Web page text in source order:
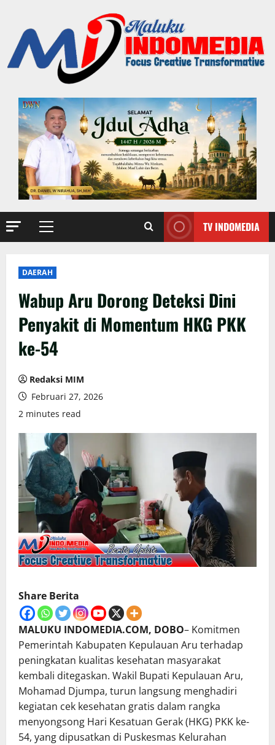
TV INDOMEDIA
DAERAH
Wabup Aru Dorong Deteksi Dini
Penyakit di Momentum HKG PKK
ke-54
Redaksi MIM
Februari 27, 2026
2 minutes read
Share Berita
MALUKU INDOMEDIA.COM, DOBO– Komitmen
Pemerintah Kabupaten Kepulauan Aru terhadap
peningkatan kualitas kesehatan masyarakat
kembali ditegaskan. Wakil Bupati Kepulauan Aru,
Mohamad Djumpa, turun langsung menghadiri
kegiatan cek kesehatan gratis dalam rangka
menyongsong Hari Kesatuan Gerak (HKG) PKK ke-
54, yang dipusatkan di Puskesmas Kelurahan